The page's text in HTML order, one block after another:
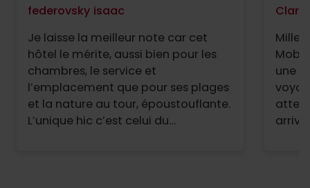
federovsky isaac
Je laisse la meilleur note car cet
hôtel le mérite, aussi bien pour les
chambres, le service et
l’emplacement que pour ses plages
et la nature au tour, époustouflante.
L’unique hic c’est celui du
Moby
une